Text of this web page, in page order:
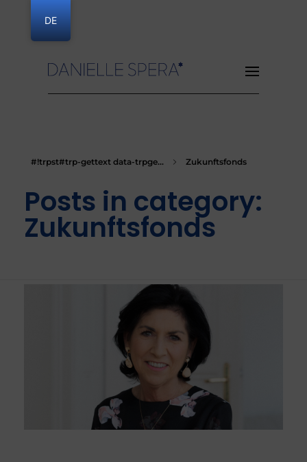
#!trpst#trp-gettext data-trpge... Zukunftsfonds
Posts in category:
Zukunftsfonds
DE